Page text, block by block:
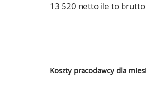
13 520 netto ile to
Koszty pracodawcy dla